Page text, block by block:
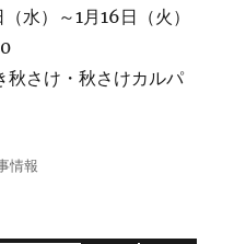
水）～1月16日（火）
秋さけ・秋さけカルパ
情報